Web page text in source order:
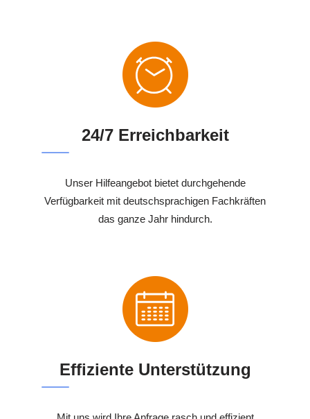
24/7 Erreichbarkeit
Unser Hilfeangebot bietet durchgehende
Verfügbarkeit mit deutschsprachigen Fachkräften
das ganze Jahr hindurch.
Effiziente Unterstützung